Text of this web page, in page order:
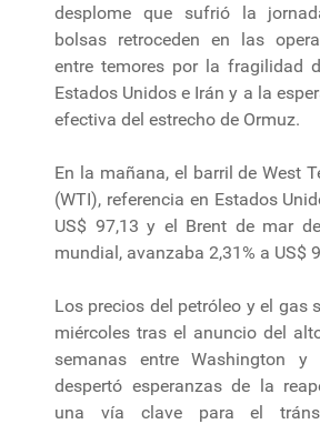
desplome que sufrió la
bolsas retroceden en las
entre temores por la fragilidad
Estados Unidos e Irán y a la
efectiva del estrecho de Ormuz.
En la mañana, el barril de West
(WTI), referencia en Estados
US$ 97,13 y el Brent de mar
mundial, avanzaba 2,31% a US$
Los precios del petróleo y el gas
miércoles tras el anuncio del
semanas entre Washington y
despertó esperanzas de la
una vía clave para el